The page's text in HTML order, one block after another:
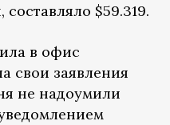
$59.319.
в офис
свои заявления
не надоумили